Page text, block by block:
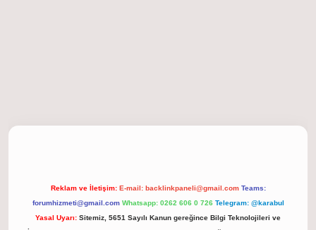
Reklam ve İletişim: E-mail: backlinkpaneli@gmail.com Teams:
forumhizmeti@gmail.com Whatsapp: 0262 606 0 726 Telegram: @karabul
Yasal Uyarı: Sitemiz, 5651 Sayılı Kanun gereğince Bilgi Teknolojileri ve